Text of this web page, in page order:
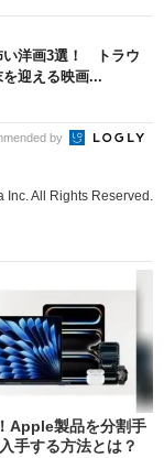
い洋画3選！ トラウ
迎える映画...
by
All Rights Reserved.
Apple製品を分割手
手する方法とは？